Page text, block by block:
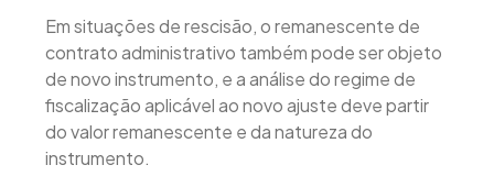
Em situações de rescisão, o remanescente de
contrato administrativo também pode ser objeto
de novo instrumento, e a análise do regime de
fiscalização aplicável ao novo ajuste deve partir
do valor remanescente e da natureza do
instrumento.